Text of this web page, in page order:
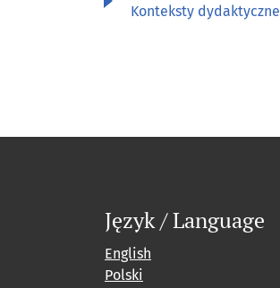
Konteksty dydaktyczne
Język / Language
English
Polski